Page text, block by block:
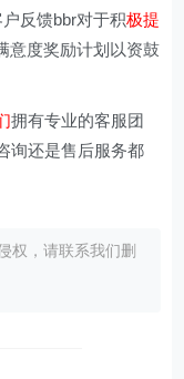
反馈bbr对于积极提
意度奖励计划以资鼓
拥有专业的客服团
询还是售后服务都
权，请联系我们删